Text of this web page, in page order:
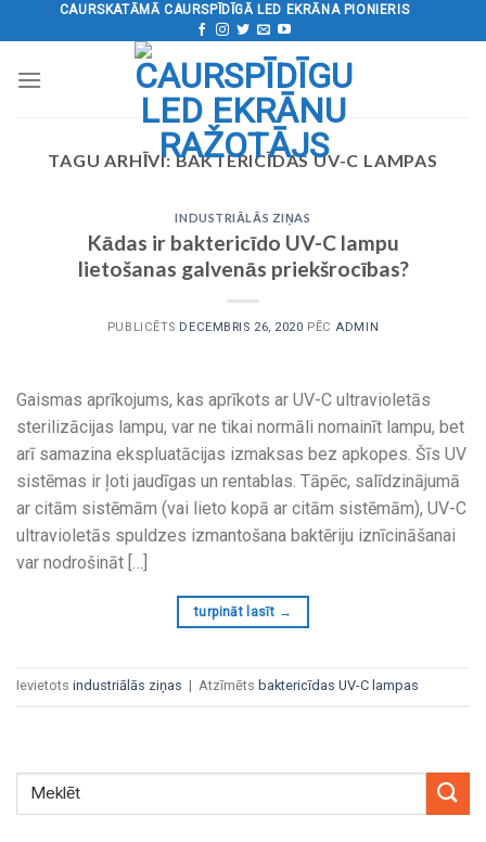
uz
CAURSKATĀMĀ CAURSPĪDĪGĀ LED EKRĀNA PIONIERIS
TAGU ARHĪVI:BAKTERICĪDAS UV-C LAMPAS
INDUSTRIĀLĀS ZIŅAS
Kādas ir baktericīdo UV-C lampu
lietošanas galvenās priekšrocības?
PUBLICĒTS DECEMBRIS 26, 2020 PĒCADMIN
Gaismas aprīkojums, kas aprīkots ar UV-C ultravioletās
sterilizācijas lampu, var ne tikai normāli nomainīt lampu, bet
arī samazina ekspluatācijas izmaksas bez apkopes. Šīs UV
sistēmas ir ļoti jaudīgas un rentablas. Tāpēc, salīdzinājumā
ar citām sistēmām (vai lieto kopā ar citām sistēmām), UV-C
ultravioletās spuldzes izmantošana baktēriju iznīcināšanai
var nodrošināt […]
turpināt lasīt →
Ievietots industriālās ziņas | Atzīmēts baktericīdas UV-C lampas